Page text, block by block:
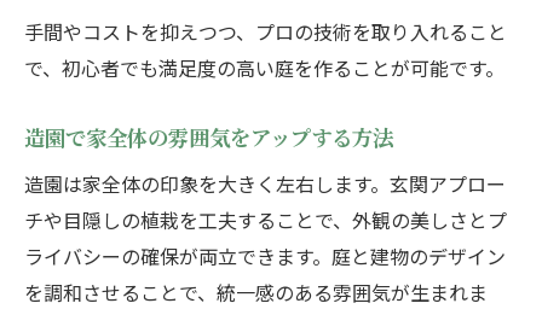
手間やコストを抑えつつ、プロの技術を取り入れること
で、初心者でも満足度の高い庭を作ることが可能です。
造園で家全体の雰囲気をアップする方法
造園は家全体の印象を大きく左右します。玄関アプロー
チや目隠しの植栽を工夫することで、外観の美しさとプ
ライバシーの確保が両立できます。庭と建物のデザイン
を調和させることで、統一感のある雰囲気が生まれま